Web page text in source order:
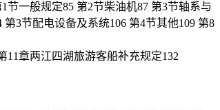
一般规定85 第2节柴油机87 第3节轴系与
3节配电设备及系统106 第4节其他109 第8
11章两江四湖旅游客船补充规定132